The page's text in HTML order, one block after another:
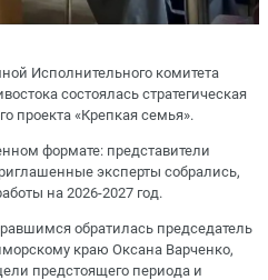
Исполнительного комитета
состоялась стратегическая
проекта «Крепкая семья».
формате: представители
эксперты собрались,
на 2026-2027 год.
обратилась председатель
краю Оксана Варченко,
предстоящего периода и